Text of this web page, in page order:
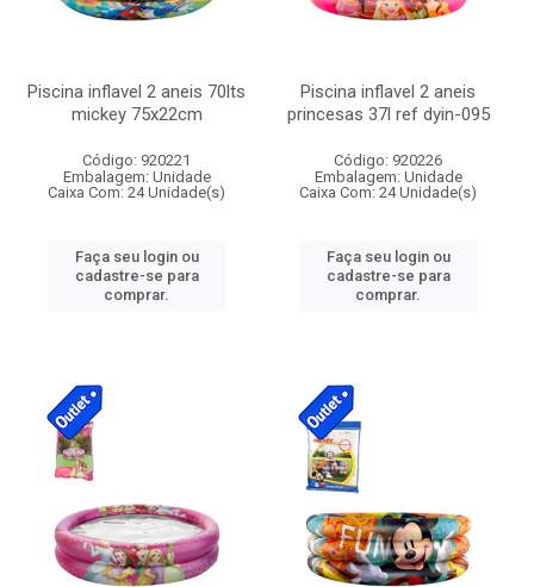
Piscina inflavel 2 aneis 70lts
mickey 75x22cm
Código: 920221
Embalagem: Unidade
Caixa Com: 24 Unidade(s)
Faça seu login ou
cadastre-se para
comprar.
Piscina inflavel 2 aneis
princesas 37l ref dyin-095
Código: 920226
Embalagem: Unidade
Caixa Com: 24 Unidade(s)
Faça seu login ou
cadastre-se para
comprar.